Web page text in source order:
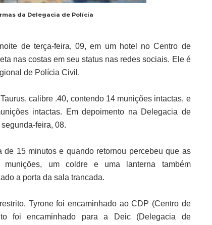
da Delegacia de Polícia
de terça-feira, 09, em um hotel no Centro de
nas costas em seu status nas redes sociais. Ele é
de Polícia Civil.
calibre .40, contendo 14 munições intactas, e
intactas. Em depoimento na Delegacia de
feira, 08.
15 minutos e quando retornou percebeu que as
um coldre e uma lanterna também
a porta da sala trancada.
Tyrone foi encaminhado ao CDP (Centro de
foi encaminhado para a Deic (Delegacia de